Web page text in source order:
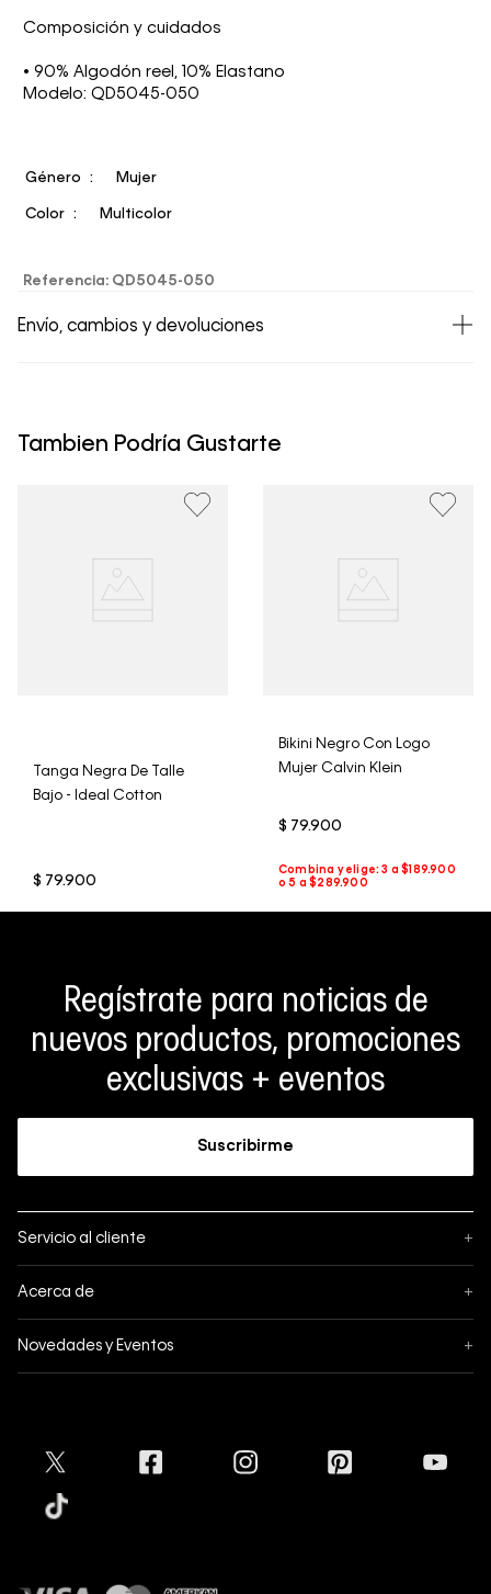
Composición y cuidados
• 90% Algodón reel, 10% Elastano
Modelo: QD5045-050
Género Mujer
Color Multicolor
Referencia: QD5045-050
Envío, cambios y devoluciones
un período de 30 días calendario tras la recepción.
clientes, no aceptamos devoluciones en ropa interior y
Tambien Podría Gustarte
Tanga Negra De Talle
Bajo - Ideal Cotton
$ 79.900
Bikini Negro Con Logo
Mujer Calvin Klein
$ 79.900
Regístrate para noticias de
nuevos productos, promociones
exclusivas + eventos
Suscribirme
Servicio al cliente +
Mis pedidos
Formas de pago
Envíos
Tiendas
Acerca de +
Política de privacidad
Novedades y Eventos +
Cyber Lunes
Mapa del sitio